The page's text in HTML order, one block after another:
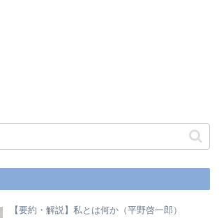
【要約・解説】私とは何か（平野啓一郎）